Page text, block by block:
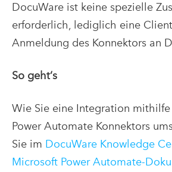
DocuWare ist keine spezielle
erforderlich, lediglich eine
Anmeldung des Konnektors an
So geht‘s
Wie Sie eine Integration
Power Automate Konnektors
Sie im DocuWare Knowledge
Microsoft Power Automate-